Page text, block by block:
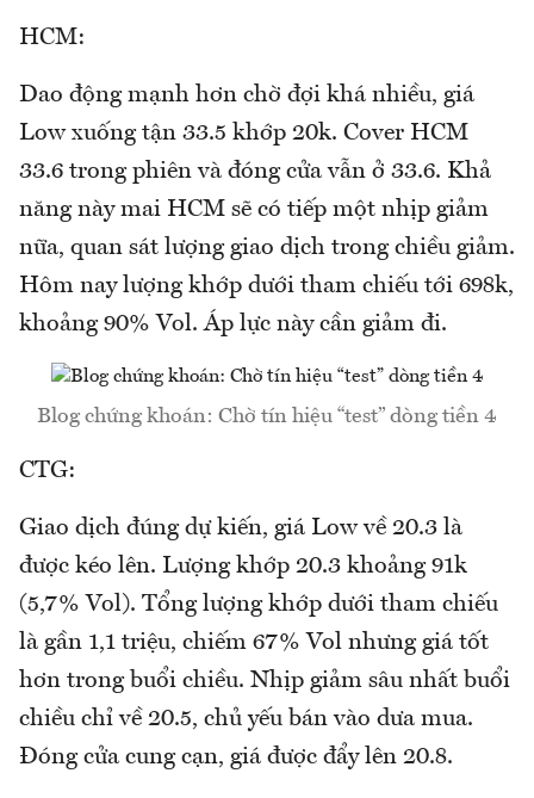
HCM:
Dao động mạnh hơn chờ đợi khá nhiều, giá
Low xuống tận 33.5 khớp 20k. Cover HCM
33.6 trong phiên và đóng cửa vẫn ở 33.6. Khả
năng này mai HCM sẽ có tiếp một nhịp giảm
nữa, quan sát lượng giao dịch trong chiều giảm.
Hôm nay lượng khớp dưới tham chiếu tới 698k,
khoảng 90% Vol. Áp lực này cần giảm đi.
Blog chứng khoán: Chờ tín hiệu “test” dòng tiền 4
CTG:
Giao dịch đúng dự kiến, giá Low về 20.3 là
được kéo lên. Lượng khớp 20.3 khoảng 91k
(5,7% Vol). Tổng lượng khớp dưới tham chiếu
là gần 1,1 triệu, chiếm 67% Vol nhưng giá tốt
hơn trong buổi chiều. Nhịp giảm sâu nhất buổi
chiều chỉ về 20.5, chủ yếu bán vào dưa mua.
Đóng cửa cung cạn, giá được đẩy lên 20.8.